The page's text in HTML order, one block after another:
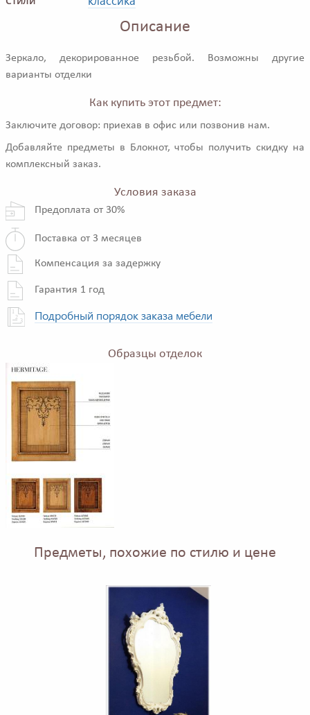
Описание
Зеркало, декорированное резьбой. Возможны другие
варианты отделки
Как купить этот предмет:
Заключите договор: приехав в офис или позвонив нам.
Добавляйте предметы в Блокнот, чтобы получить скидку на
комплексный заказ.
Условия заказа
Предоплата от 30%
Поставка от 3 месяцев
Компенсация за задержку
Гарантия 1 год
Подробный порядок заказа мебели
Образцы отделок
Предметы, похожие по стилю и цене